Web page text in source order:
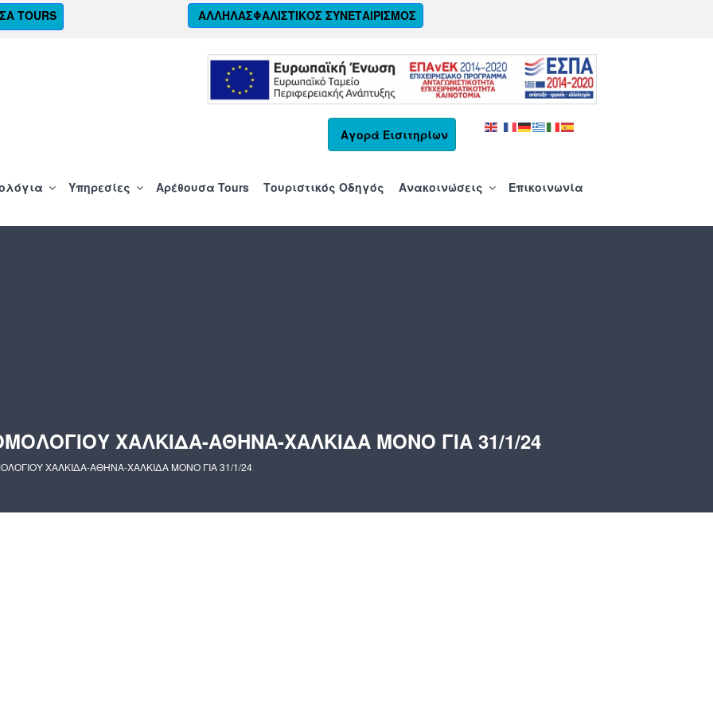
TOURS ΑΛΛΗΛΑΣΦΑΛΙΣΤΙΚΟΣ ΣΥΝΕΤΑΙΡΙΣΜΟΣ
Αγορά Εισιτηρίων
Υπηρεσίες Αρέθουσα Tours Τουριστικός Οδηγός Ανακοινώσεις Επικοινωνία
ΧΑΛΚΙΔΑ-ΑΘΗΝΑ-ΧΑΛΚΙΔΑ ΜΟΝΟ ΓΙΑ 31/1/24
ΧΑΛΚΙΔΑ-ΑΘΗΝΑ-ΧΑΛΚΙΔΑ ΜΟΝΟ ΓΙΑ 31/1/24